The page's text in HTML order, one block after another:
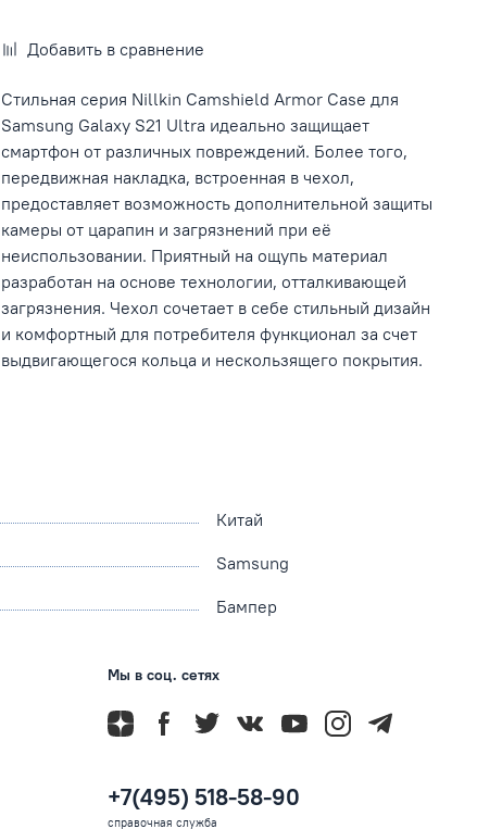
Добавить в сравнение
Стильная серия Nillkin Camshield Armor Case для
Samsung Galaxy S21 Ultra идеально защищает
смартфон от различных повреждений. Более того,
передвижная накладка, встроенная в чехол,
предоставляет возможность дополнительной защиты
камеры от царапин и загрязнений при её
неиспользовании. Приятный на ощупь материал
разработан на основе технологии, отталкивающей
загрязнения. Чехол сочетает в себе стильный дизайн
и комфортный для потребителя функционал за счет
выдвигающегося кольца и нескользящего покрытия.
Китай
Samsung
Бампер
Мы в соц. сетях
+7(495) 518-58-90
справочная служба